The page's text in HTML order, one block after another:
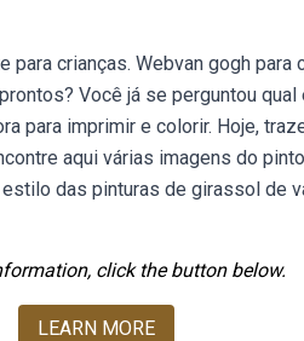
crianças. Webvan gogh
Você já se perguntou qual
para imprimir e colorir. Hoje,
aqui várias imagens do
das pinturas de girassol de
click the button below.
LEARN MORE